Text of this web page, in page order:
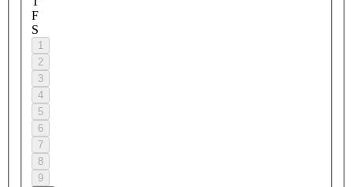
F
S
1
2
3
4
5
6
7
8
9